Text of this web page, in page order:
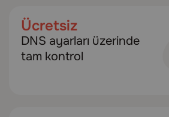
Ücretsiz
DNS ayarları üzerinde
tam kontrol